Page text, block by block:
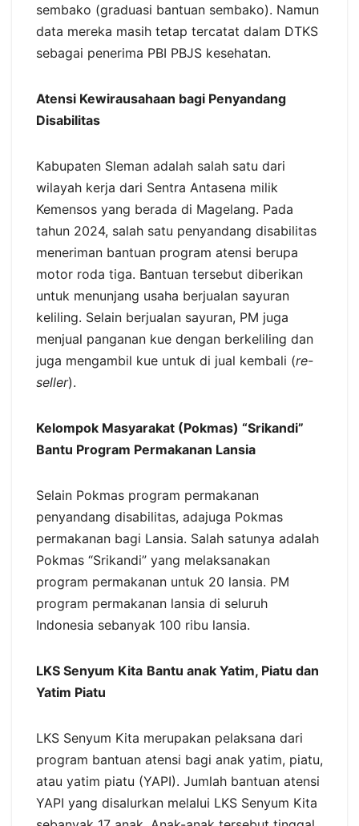
sembako (graduasi bantuan sembako). Namun
data mereka masih tetap tercatat dalam DTKS
sebagai penerima PBI PBJS kesehatan.
Atensi Kewirausahaan bagi Penyandang
Disabilitas
Kabupaten Sleman adalah salah satu dari
wilayah kerja dari Sentra Antasena milik
Kemensos yang berada di Magelang. Pada
tahun 2024, salah satu penyandang disabilitas
meneriman bantuan program atensi berupa
motor roda tiga. Bantuan tersebut diberikan
untuk menunjang usaha berjualan sayuran
keliling. Selain berjualan sayuran, PM juga
menjual panganan kue dengan berkeliling dan
juga mengambil kue untuk di jual kembali (re-
seller).
Kelompok Masyarakat (Pokmas) “Srikandi”
Bantu Program Permakanan Lansia
Selain Pokmas program permakanan
penyandang disabilitas, adajuga Pokmas
permakanan bagi Lansia. Salah satunya adalah
Pokmas “Srikandi” yang melaksanakan
program permakanan untuk 20 lansia. PM
program permakanan lansia di seluruh
Indonesia sebanyak 100 ribu lansia.
LKS Senyum Kita Bantu anak Yatim, Piatu dan
Yatim Piatu
LKS Senyum Kita merupakan pelaksana dari
program bantuan atensi bagi anak yatim, piatu,
atau yatim piatu (YAPI). Jumlah bantuan atensi
YAPI yang disalurkan melalui LKS Senyum Kita